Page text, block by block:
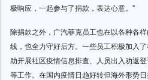
极响应，一起参与了捐款，表达心意。"
除捐款之外，广汽菲克员工也在以各种各
线，也全力守好后方。一些员工积极加入
助开展社区疫情信息排查、人员出入劝返
等工作。在国内疫情日趋好转但海外形势